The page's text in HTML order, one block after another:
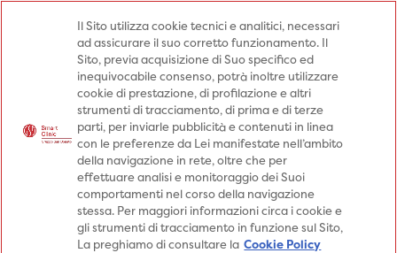
Prenota una visita
Prenota una visita
Specialità
Prestazioni
Patologie
Medici Punti prelievo
Specialità
Prestazioni
Patologie
Sedi
Percorsi
Informazioni
Il Sito utilizza cookie tecnici e analitici, necessari
ad assicurare il suo corretto funzionamento. Il
Sito, previa acquisizione di Suo specifico ed
inequivocabile consenso, potrà inoltre utilizzare
cookie di prestazione, di profilazione e altri
strumenti di tracciamento, di prima e di terze
parti, per inviarle pubblicità e contenuti in linea
con le preferenze da Lei manifestate nell’ambito
della navigazione in rete, oltre che per
effettuare analisi e monitoraggio dei Suoi
comportamenti nel corso della navigazione
stessa. Per maggiori informazioni circa i cookie e
gli strumenti di tracciamento in funzione sul Sito,
La preghiamo di consultare la Cookie Policy